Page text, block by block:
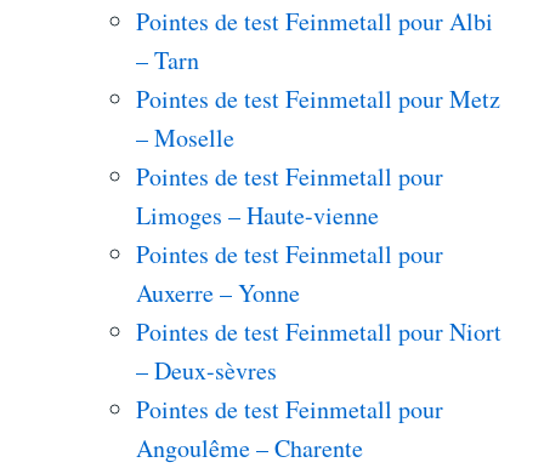
Pointes de test Feinmetall pour Albi
– Tarn
Pointes de test Feinmetall pour Metz
– Moselle
Pointes de test Feinmetall pour
Limoges – Haute-vienne
Pointes de test Feinmetall pour
Auxerre – Yonne
Pointes de test Feinmetall pour Niort
– Deux-sèvres
Pointes de test Feinmetall pour
Angoulême – Charente